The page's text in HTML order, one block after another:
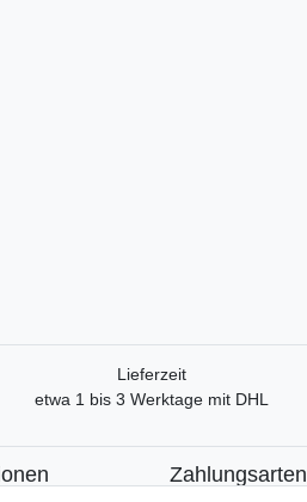
Lieferzeit
etwa 1 bis 3 Werktage mit DHL
Zahlungsarten